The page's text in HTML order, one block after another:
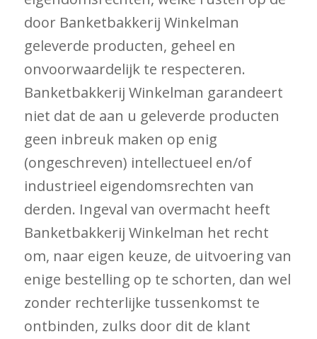
door Banketbakkerij Winkelman
geleverde producten, geheel en
onvoorwaardelijk te respecteren.
Banketbakkerij Winkelman garandeert
niet dat de aan u geleverde producten
geen inbreuk maken op enig
(ongeschreven) intellectueel en/of
industrieel eigendomsrechten van
derden. Ingeval van overmacht heeft
Banketbakkerij Winkelman het recht
om, naar eigen keuze, de uitvoering van
enige bestelling op te schorten, dan wel
zonder rechterlijke tussenkomst te
ontbinden, zulks door dit de klant